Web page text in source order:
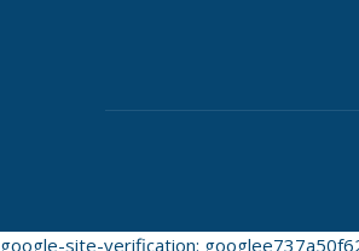
google-site-verification: